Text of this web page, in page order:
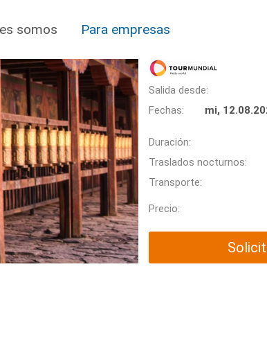
somos Para empresas
Salida desde:
Fechas:
mi,
Duración:
Traslados nocturnos:
Transporte:
Precio: